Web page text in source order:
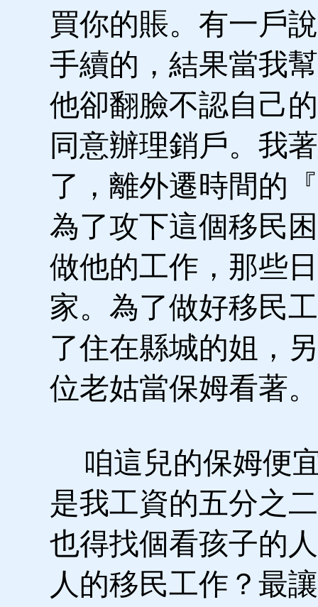
買你的賬。有一戶
手續的，結果當我
他卻翻臉不認自己
同意辦理銷戶。我
了，離外遷時間的
為了攻下這個移民
做他的工作，那些
家。為了做好移民
了住在縣城的姐，
位老姑當保姆看著。
咱這兒的保姆便
是我工資的五分之
也得找個看孩子的
人的移民工作？最